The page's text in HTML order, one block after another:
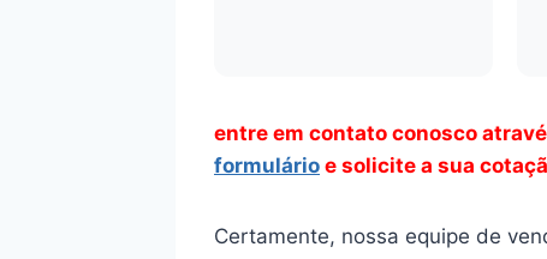
entre em contato conosco
formulário e solicite a sua
Certamente, nossa equipe de